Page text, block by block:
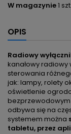
W magazynie1 szt.
OPIS
Radiowy
kanałowy radiowy
sterowania
jak: lampy, rolety
oświetlenie
bezprzewodowym
odbywa się na
systemem można
tabletu, przez